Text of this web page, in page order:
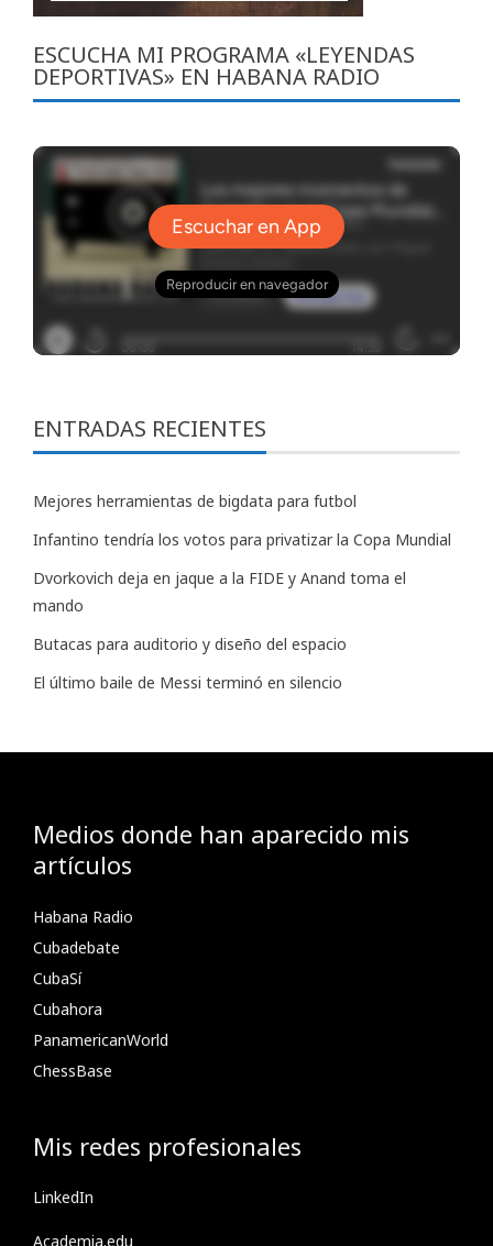
ESCUCHA MI PROGRAMA «LEYENDAS
DEPORTIVAS» EN HABANA RADIO
ENTRADAS RECIENTES
Mejores herramientas de bigdata para futbol
Infantino tendría los votos para privatizar la Copa Mundial
Dvorkovich deja en jaque a la FIDE y Anand toma el
mando
Butacas para auditorio y diseño del espacio
El último baile de Messi terminó en silencio
Medios donde han aparecido mis
artículos
Habana Radio
Cubadebate
CubaSí
Cubahora
PanamericanWorld
ChessBase
Mis redes profesionales
LinkedIn
Academia.edu